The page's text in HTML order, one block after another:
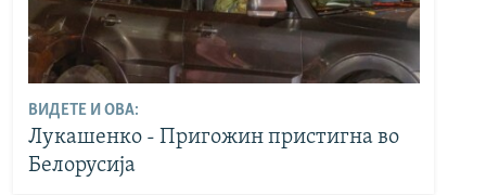
ВИДЕТЕ И ОВА:
Лукашенко - Пригожин пристигна во
Белорусија